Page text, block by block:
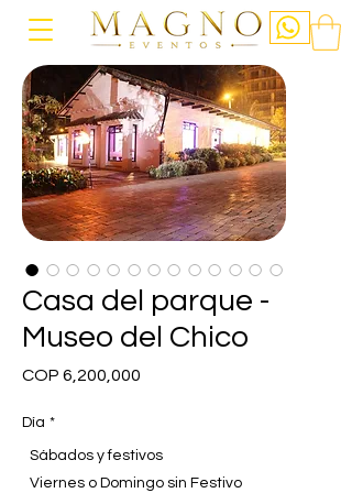
Casa del parque -
Museo del Chico
COP 6,200,000
Día *
Sábados y festivos
Viernes o Domingo sin Festivo